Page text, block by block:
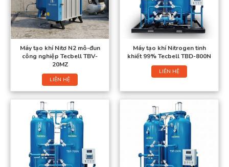
Máy tạo khí Nitơ N2 mô-đun
công nghiệp Tecbell TBV-
20MZ
LIÊN HỆ
Máy tạo khí Nitrogen tinh
khiết 99% Tecbell TBD-800N
LIÊN HỆ